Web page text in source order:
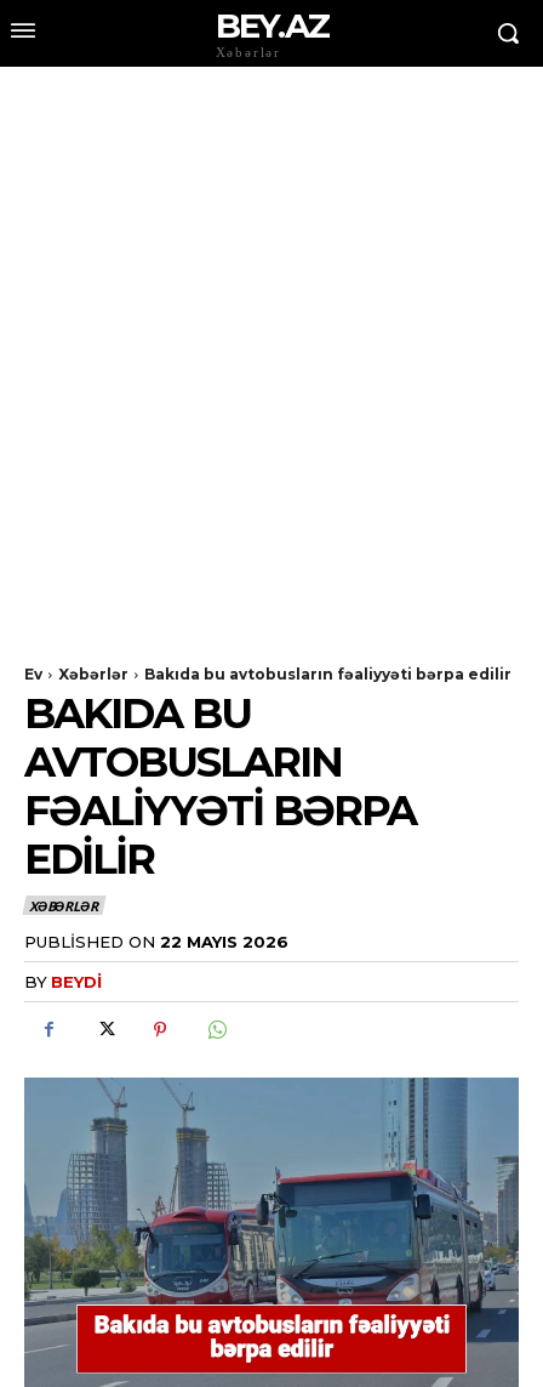
BEY.AZ
Xəbərlər
Ev Xəbərlər Bakıda bu avtobusların fəaliyyəti bərpa edilir
BAKIDA BU
AVTOBUSLARIN
FƏALIYYƏTI BƏRPA
EDILIR
XƏBƏRLƏR
PUBLISHED ON 22 MAYIS 2026
BY BEYDI